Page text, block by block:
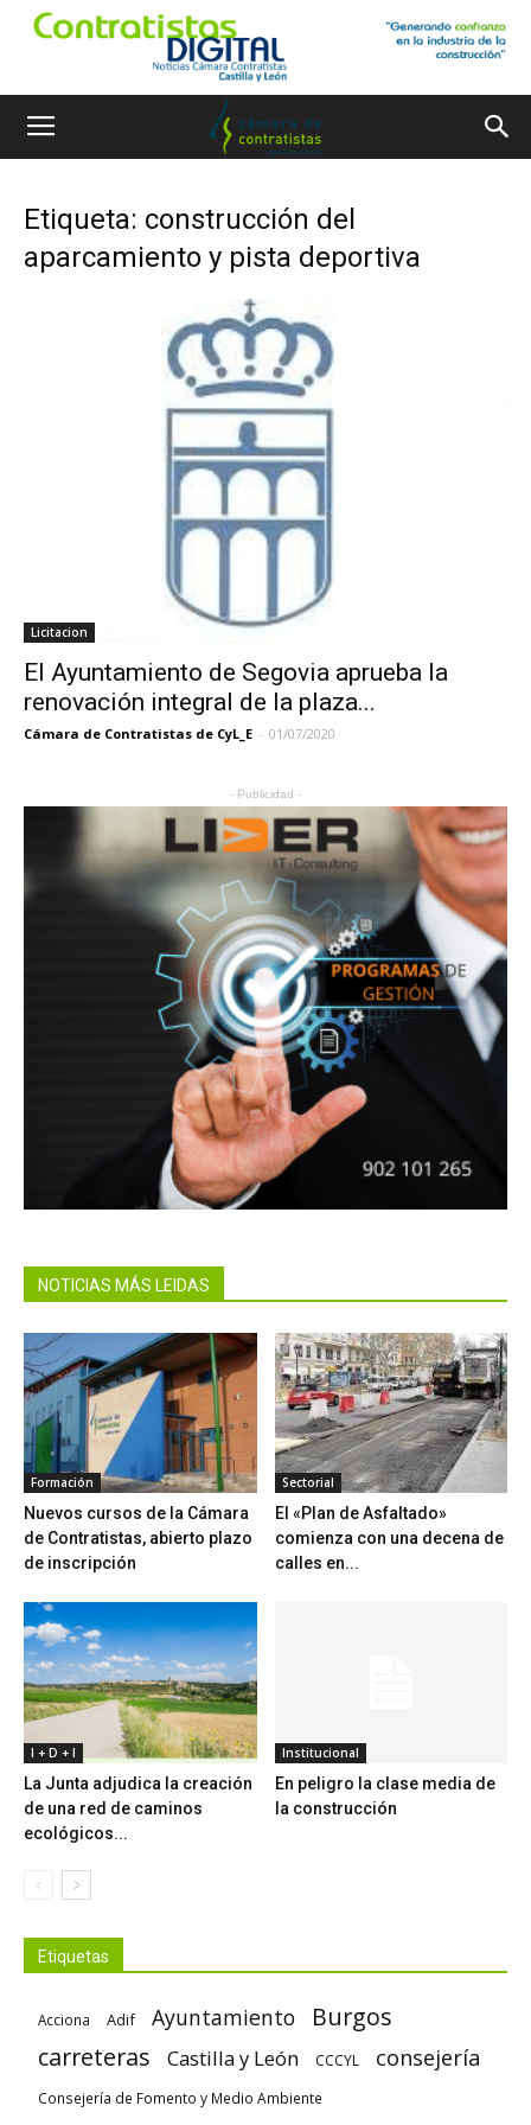
Etiqueta: construcción del
aparcamiento y pista deportiva
Licitacion
El Ayuntamiento de Segovia aprueba la
renovación integral de la plaza...
Cámara de Contratistas de CyL_E - 01/07/2020
- Publicidad -
NOTICIAS MÁS LEIDAS
Formación
Nuevos cursos de la Cámara
de Contratistas, abierto plazo
de inscripción
Sectorial
El «Plan de Asfaltado»
comienza con una decena de
calles en...
I + D + I
La Junta adjudica la creación
de una red de caminos
ecológicos...
Institucional
En peligro la clase media de
la construcción
Etiquetas
Acciona Adif Ayuntamiento
Burgos
carreteras
Castilla y León CCCYL consejería
Consejería de Fomento y Medio Ambiente